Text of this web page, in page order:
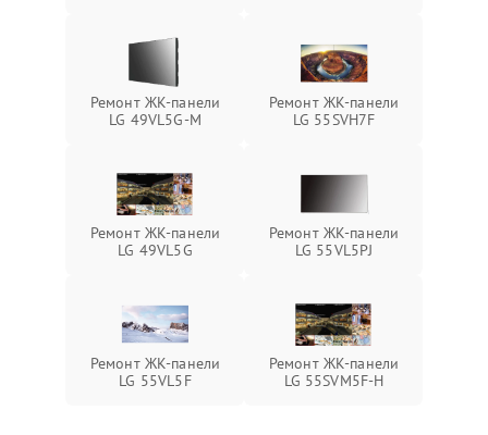
Ремонт ЖК-панели
LG 49VL5G-M
Ремонт ЖК-панели
LG 55SVH7F
Ремонт ЖК-панели
LG 49VL5G
Ремонт ЖК-панели
LG 55VL5PJ
Ремонт ЖК-панели
LG 55VL5F
Ремонт ЖК-панели
LG 55SVM5F-H